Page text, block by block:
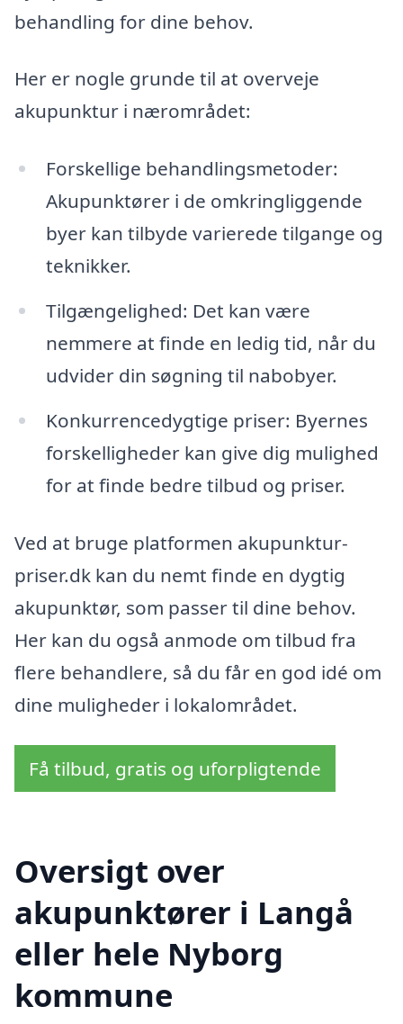
behandling for dine behov.
Her er nogle grunde til at overveje
akupunktur i nærområdet:
Forskellige behandlingsmetoder:
Akupunktører i de omkringliggende
byer kan tilbyde varierede tilgange og
teknikker.
Tilgængelighed: Det kan være
nemmere at finde en ledig tid, når du
udvider din søgning til nabobyer.
Konkurrencedygtige priser: Byernes
forskelligheder kan give dig mulighed
for at finde bedre tilbud og priser.
Ved at bruge platformen akupunktur-
priser.dk kan du nemt finde en dygtig
akupunktør, som passer til dine behov.
Her kan du også anmode om tilbud fra
flere behandlere, så du får en god idé om
dine muligheder i lokalområdet.
Få tilbud, gratis og uforpligtende
Oversigt over
akupunktører i Langå
eller hele Nyborg
kommune